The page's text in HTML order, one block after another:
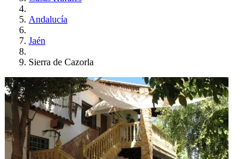
Andalucía
Jaén
Sierra de Cazorla